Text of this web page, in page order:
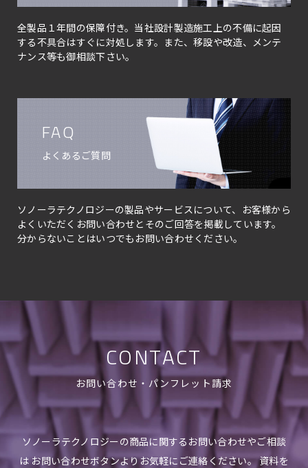
全製品１年間の保障付き。当社設計製造施工上の不備に起因
する不具合はすぐに対処します。また、移設や改造、メンテ
ナンス等も御相談下さい。
FAQ
よくあるご質問
ソノーラテクノロジーの製品やサービスについて、お客様から
よくいただくお問い合わせとそのご回答を掲載しています。
分からないことはいつでもお問い合わせください。
CONTACT
お問い合わせ・パンフレット請求
ソノーラテクノロジーの商品に関するお問い合わせやご相談
は お問い合わせボタンよりお気軽にご連絡ください。 資料を